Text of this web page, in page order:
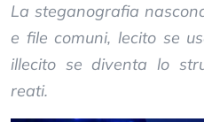
La steganografia
e file comuni, lecito se
illecito se diventa lo
reati.